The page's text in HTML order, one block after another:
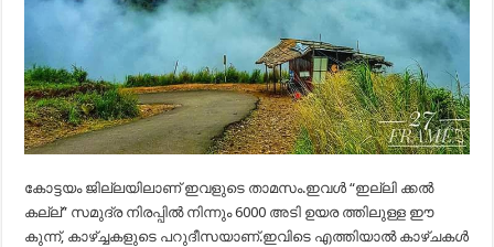
കോട്ടയം ജില്ലയിലാണ് ഇവളുടെ താമസം.ഇവള്‍ “ഇല്ലി ക്കല്‍
കല്ല്‌” സമുദ്ര നിരപ്പില്‍ നിന്നും 6000 അടി ഉയര ത്തിലുള്ള ഈ
കുന്ന്, കാഴ്ച്ചകളുടെ പറുദീസയാണ്.ഇവിടെ എത്തിയാല്‍ കാഴ്ചകള്‍